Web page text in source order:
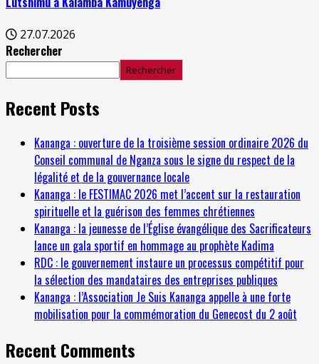
27.07.2026
Rechercher
Rechercher
Recent Posts
Kananga : ouverture de la troisième session ordinaire 2026 du
Conseil communal de Nganza sous le signe du respect de la
légalité et de la gouvernance locale
Kananga : le FESTIMAC 2026 met l’accent sur la restauration
spirituelle et la guérison des femmes chrétiennes
Kananga : la jeunesse de l’Église évangélique des Sacrificateurs
lance un gala sportif en hommage au prophète Kadima
RDC : le gouvernement instaure un processus compétitif pour
la sélection des mandataires des entreprises publiques
Kananga : l’Association Je Suis Kananga appelle à une forte
mobilisation pour la commémoration du Genecost du 2 août
Recent Comments